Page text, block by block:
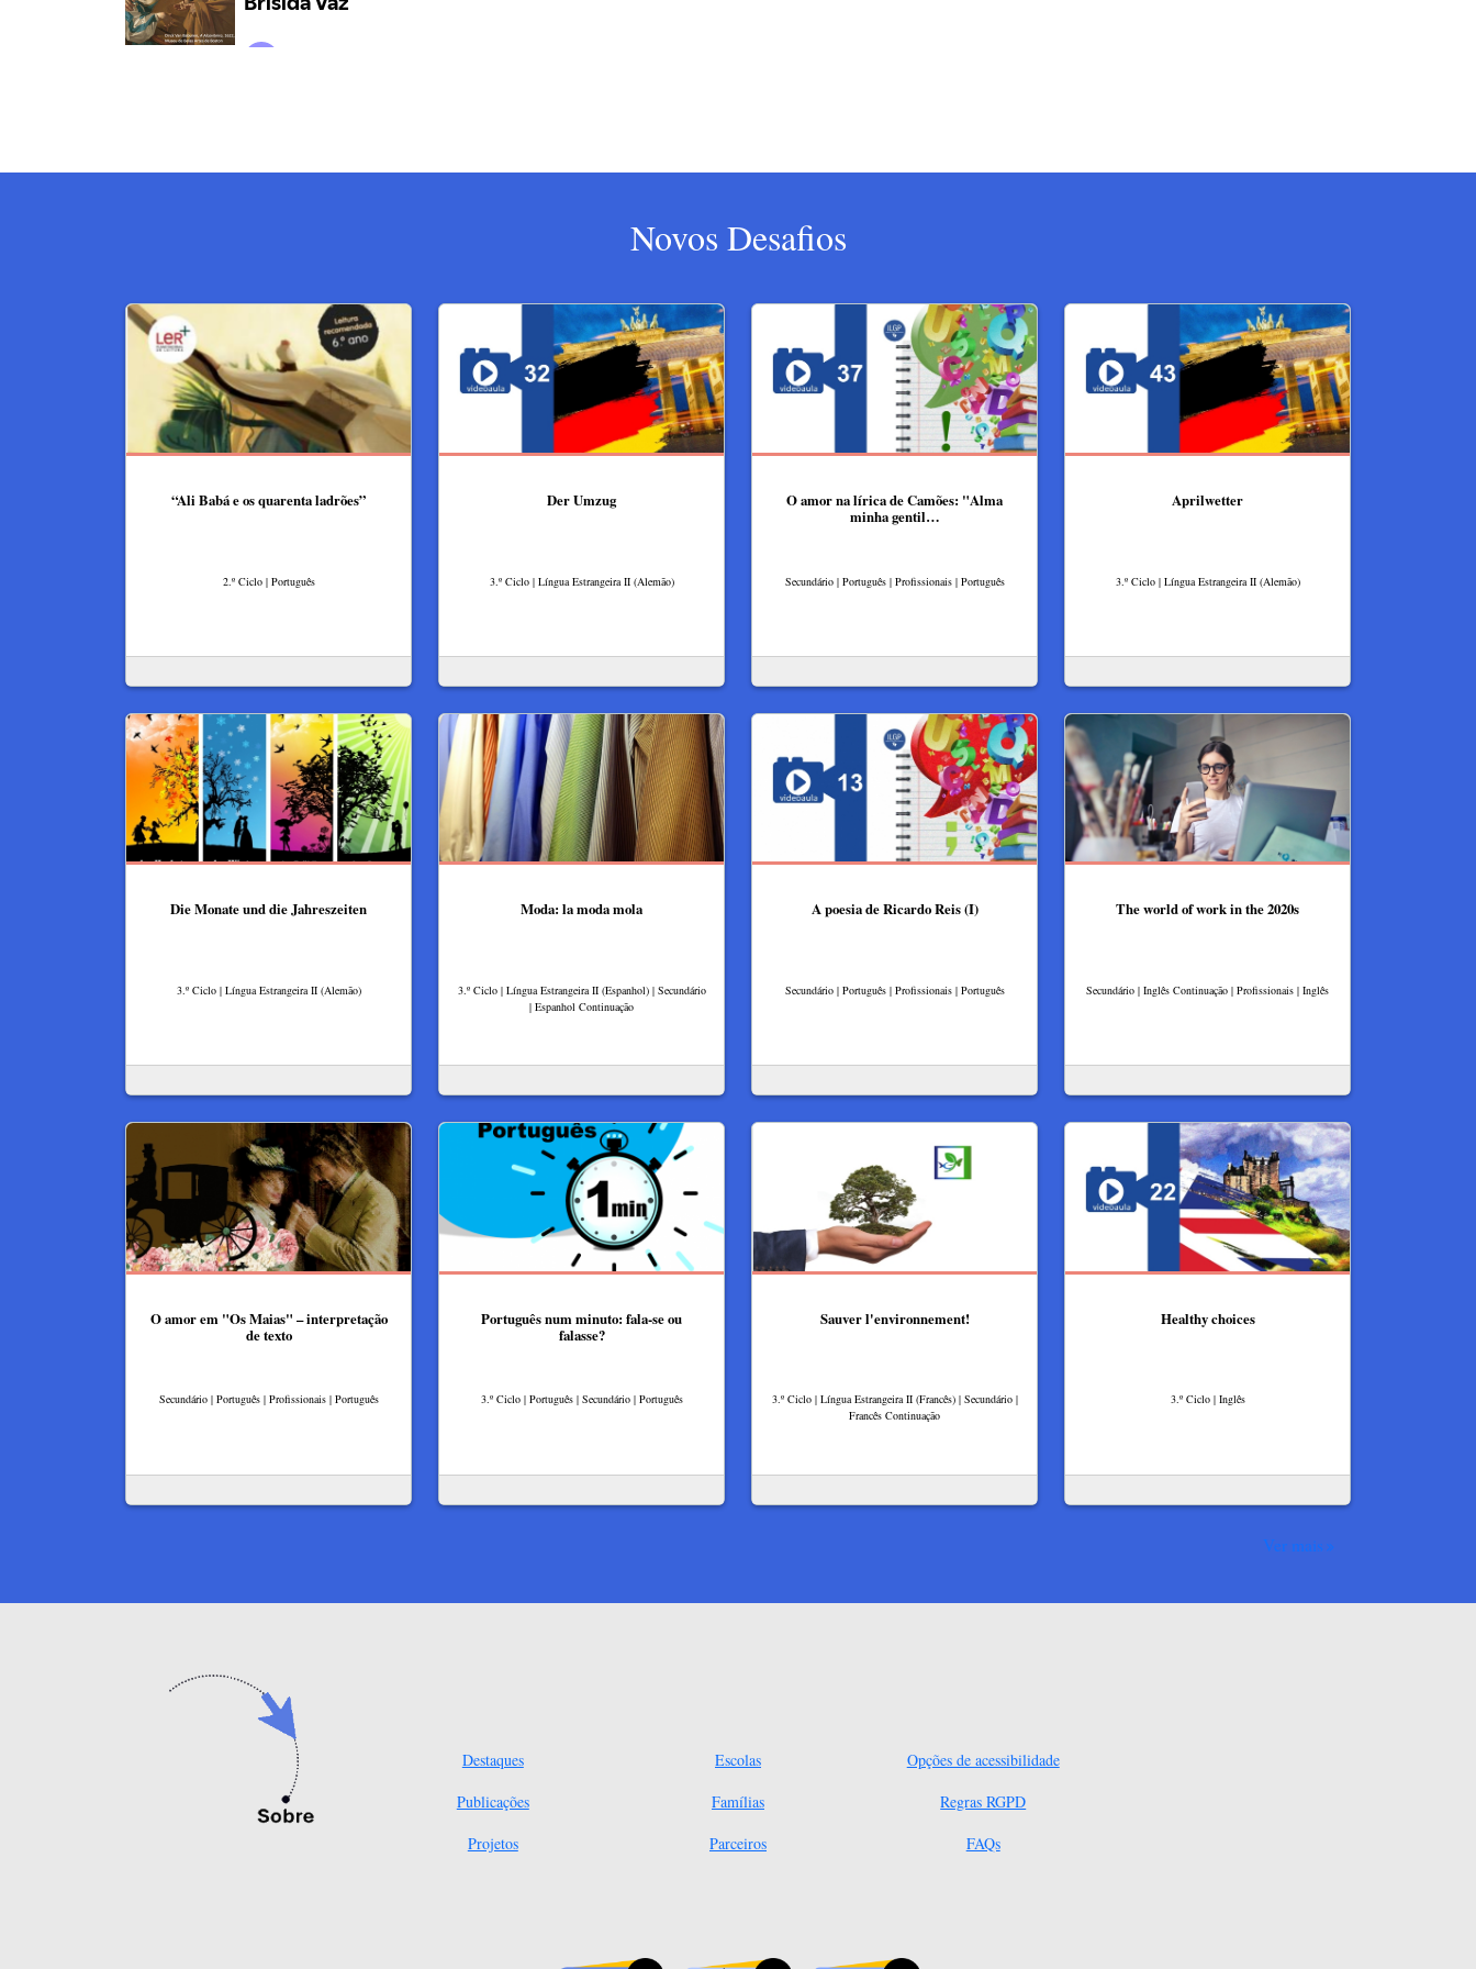
Novos Desafios
“Ali Babá e os quarenta ladrões”
2.º Ciclo | Português
Der Umzug
3.º Ciclo | Língua Estrangeira II (Alemão)
O amor na lírica de Camões: "Alma
minha gentil…
Secundário | Português | Profissionais | Português
Aprilwetter
3.º Ciclo | Língua Estrangeira II (Alemão)
Die Monate und die Jahreszeiten
3.º Ciclo | Língua Estrangeira II (Alemão)
Moda: la moda mola
3.º Ciclo | Língua Estrangeira II (Espanhol) | Secundário
| Espanhol Continuação
A poesia de Ricardo Reis (I)
Secundário | Português | Profissionais | Português
The world of work in the 2020s
Secundário | Inglês Continuação | Profissionais | Inglês
O amor em "Os Maias" – interpretação
de texto
Secundário | Português | Profissionais | Português
Português num minuto: fala-se ou
falasse?
3.º Ciclo | Português | Secundário | Português
Sauver l'environnement!
3.º Ciclo | Língua Estrangeira II (Francês) | Secundário |
Francês Continuação
Healthy choices
3.º Ciclo | Inglês
Ver mais
Destaques
Publicações
Projetos
Escolas
Famílias
Parceiros
Opções de acessibilidade
Regras RGPD
FAQs